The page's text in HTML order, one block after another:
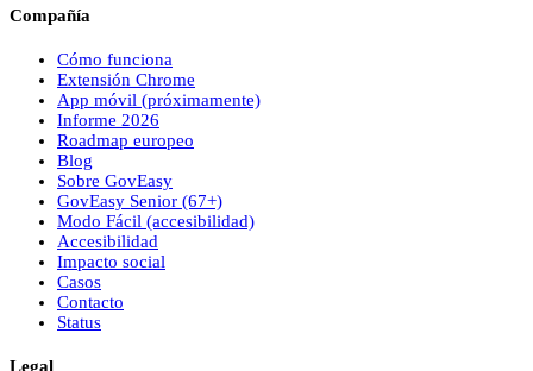
Compañía
Cómo funciona
Extensión Chrome
App móvil (próximamente)
Informe 2026
Roadmap europeo
Blog
Sobre GovEasy
GovEasy Senior (67+)
Modo Fácil (accesibilidad)
Accesibilidad
Impacto social
Casos
Contacto
Status
Legal